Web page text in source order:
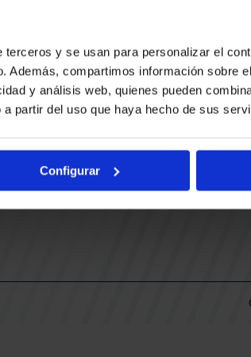
y se usan para personalizar el
Además, compartimos información sobre
y análisis web, quienes pueden
partir del uso que haya hecho de sus
Configurar
BAKH
FUNDACIÓN BASKONIA-ALAVÉS
01013 Vitoria-Gasteiz